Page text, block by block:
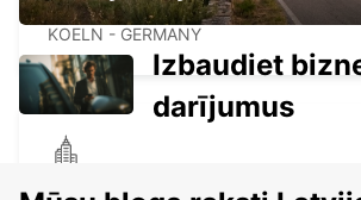
COLOGNE DEUTZ TRADEFAIR
KOELN - GERMANY
COLOGNE HOLWEIDE
Izbaudiet
darījumus